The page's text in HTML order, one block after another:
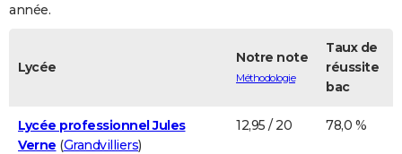
Bricolage
Lifestyle
Culture
Sport
Auto
Television
Voyage
Cinema
année.
Lycée
Notre note
Méthodologie
Taux de
réussite
bac
Lycée professionnel Jules
Verne (Grandvilliers)
12,95 / 20 78,0 %